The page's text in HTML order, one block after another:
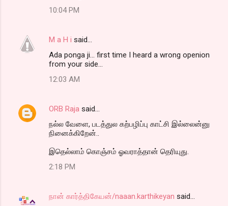
10:04 PM
M a H i said…
Ada ponga ji... first time I heard a wrong openion
from your side...
12:03 AM
ORB Raja said…
நல்ல வேளை, படத்துல கற்பழிப்பு காட்சி இல்லைன்னு
நினைக்கிறேன்..
இதெல்லாம் கொஞ்சம் ஓவராத்தான் தெரியுது.
2:18 PM
நான் கார்த்திகேயன்/naaan.karthikeyan said…